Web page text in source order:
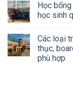
Học
học sinh
Các loại
thục,
phù hợp